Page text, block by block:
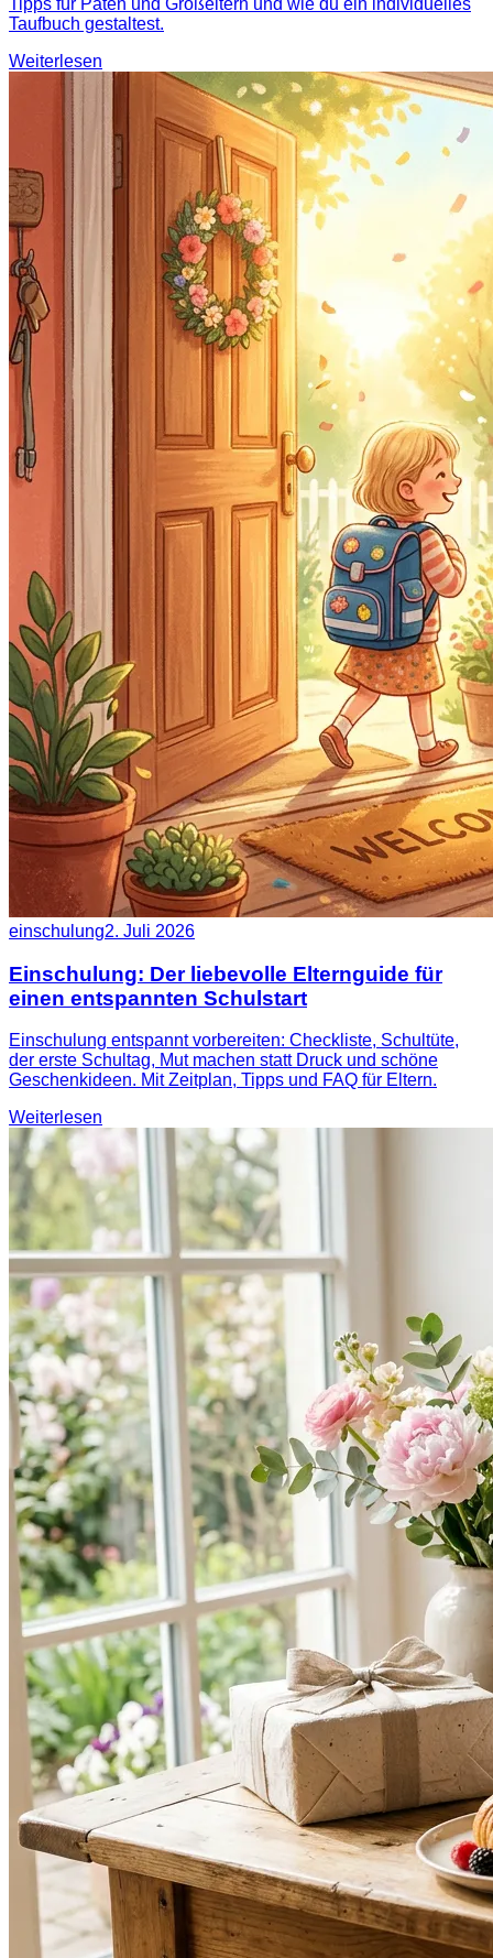
Tipps für Paten und Großeltern und wie du ein individuelles
Taufbuch gestaltest.
Weiterlesen
einschulung2. Juli 2026
Einschulung: Der liebevolle Elternguide für
einen entspannten Schulstart
Einschulung entspannt vorbereiten: Checkliste, Schultüte,
der erste Schultag, Mut machen statt Druck und schöne
Geschenkideen. Mit Zeitplan, Tipps und FAQ für Eltern.
Weiterlesen